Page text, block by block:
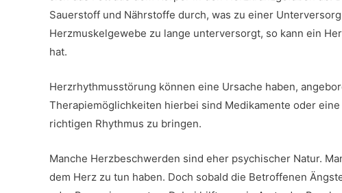
Sauerstoff und Nährstoffe durch, was zu einer
Herzmuskelgewebe zu lange unterversorgt, so kann ein
hat.
Herzrhythmusstörung können eine Ursache haben,
Therapiemöglichkeiten hierbei sind Medikamente oder
richtigen Rhythmus zu bringen.
Manche Herzbeschwerden sind eher psychischer Natur.
dem Herz zu tun haben. Doch sobald die Betroffenen